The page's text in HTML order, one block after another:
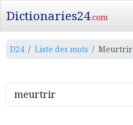
Dictionaries24.com
D24 Liste des mots Meurtrir